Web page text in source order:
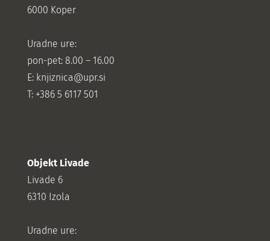
6000 Koper
Uradne ure:
pon-pet: 8.00 – 16.00
E: knjiznica@upr.si
T: +386 5 6117 501
Objekt Livade
Livade 6
6310 Izola
Uradne ure: